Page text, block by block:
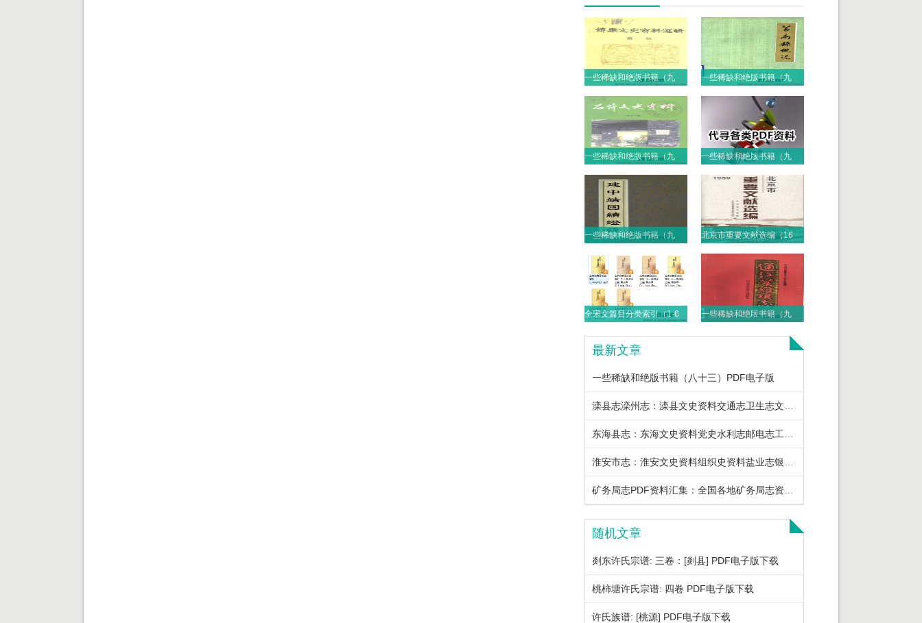
北京市重要文献选编（16册）PDF电子版
最新文章
一些稀缺和绝版书籍（八十三）PDF电子版
随机文章
剡东许氏宗谱: 三卷：[剡县] PDF电子版下载
桃柿塘许氏宗谱: 四卷 PDF电子版下载
许氏族谱: [桃源] PDF电子版下载